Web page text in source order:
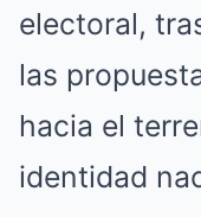
electoral,
las
hacia el
identidad